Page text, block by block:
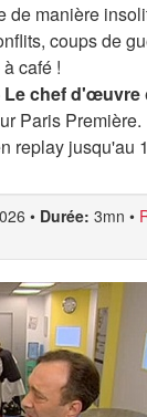
de manière
coups de
café !
Le chef d'œuvre
Paris Première.
replay jusqu'au
• Durée: 3mn •